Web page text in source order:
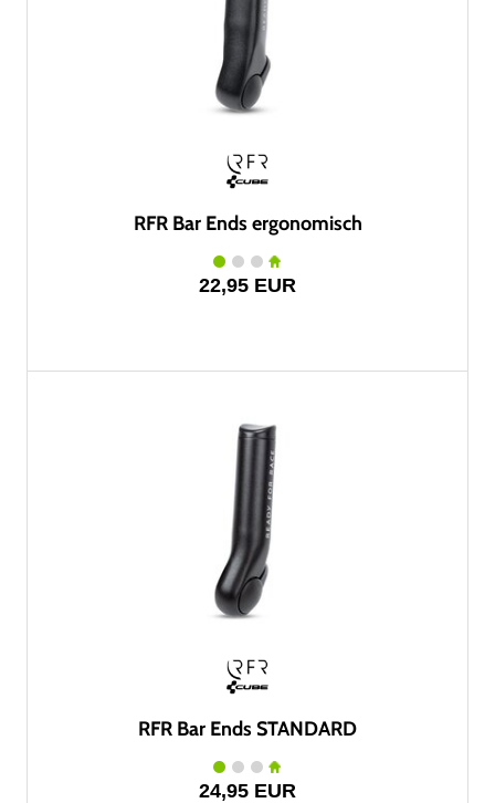
RFR Bar Ends ergonomisch
22,95 EUR
RFR Bar Ends STANDARD
24,95 EUR